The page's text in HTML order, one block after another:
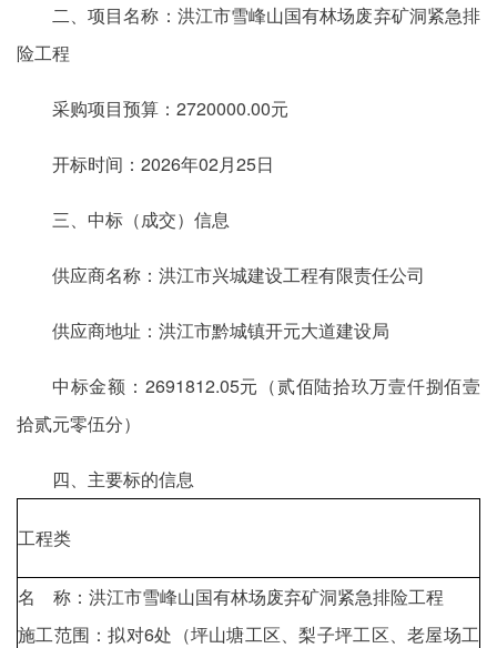
二、项目名称：洪江市雪峰山国有林场废弃矿洞紧急排
险工程
采购项目预算：2720000.00元
开标时间：2026年02月25日
三、中标（成交）信息
供应商名称：洪江市兴城建设工程有限责任公司
供应商地址：洪江市黔城镇开元大道建设局
中标金额：2691812.05元（贰佰陆拾玖万壹仟捌佰壹
拾贰元零伍分）
四、主要标的信息
工程类
名 称：洪江市雪峰山国有林场废弃矿洞紧急排险工程
施工范围：拟对6处（坪山塘工区、梨子坪工区、老屋场工